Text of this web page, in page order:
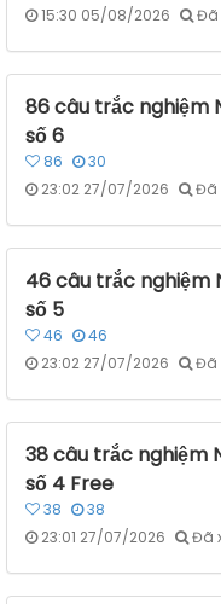
15:30 05/08/2026
Đã
86 câu trắc nghiệm
số 6
86
30
23:02 27/07/2026
Đã
46 câu trắc nghiệm
số 5
46
46
23:02 27/07/2026
Đã
38 câu trắc nghiệm
số 4 Free
38
38
23:01 27/07/2026
Đã